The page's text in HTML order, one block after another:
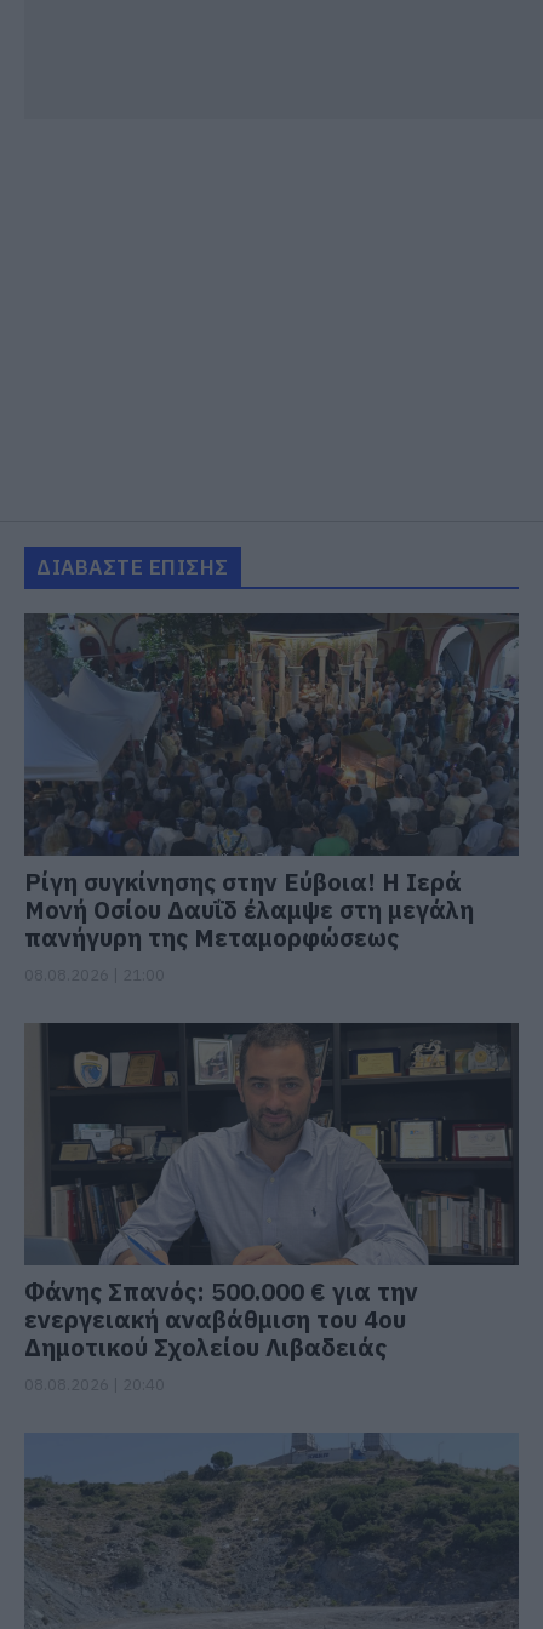
ΔΙΑΒΑΣΤΕ ΕΠΙΣΗΣ
Ρίγη συγκίνησης στην Εύβοια! Η Ιερά
Μονή Οσίου Δαυΐδ έλαμψε στη μεγάλη
πανήγυρη της Μεταμορφώσεως
Φάνης Σπανός: 500.000 € για την
ενεργειακή αναβάθμιση του 4ου
Δημοτικού Σχολείου Λιβαδειάς